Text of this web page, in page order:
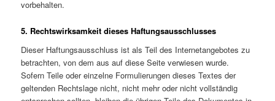
vorbehalten.
5. Rechtswirksamkeit dieses Haftungsausschlusses
Dieser Haftungsausschluss ist als Teil des Internetangebotes zu
betrachten, von dem aus auf diese Seite verwiesen wurde.
Sofern Teile oder einzelne Formulierungen dieses Textes der
geltenden Rechtslage nicht, nicht mehr oder nicht vollständig